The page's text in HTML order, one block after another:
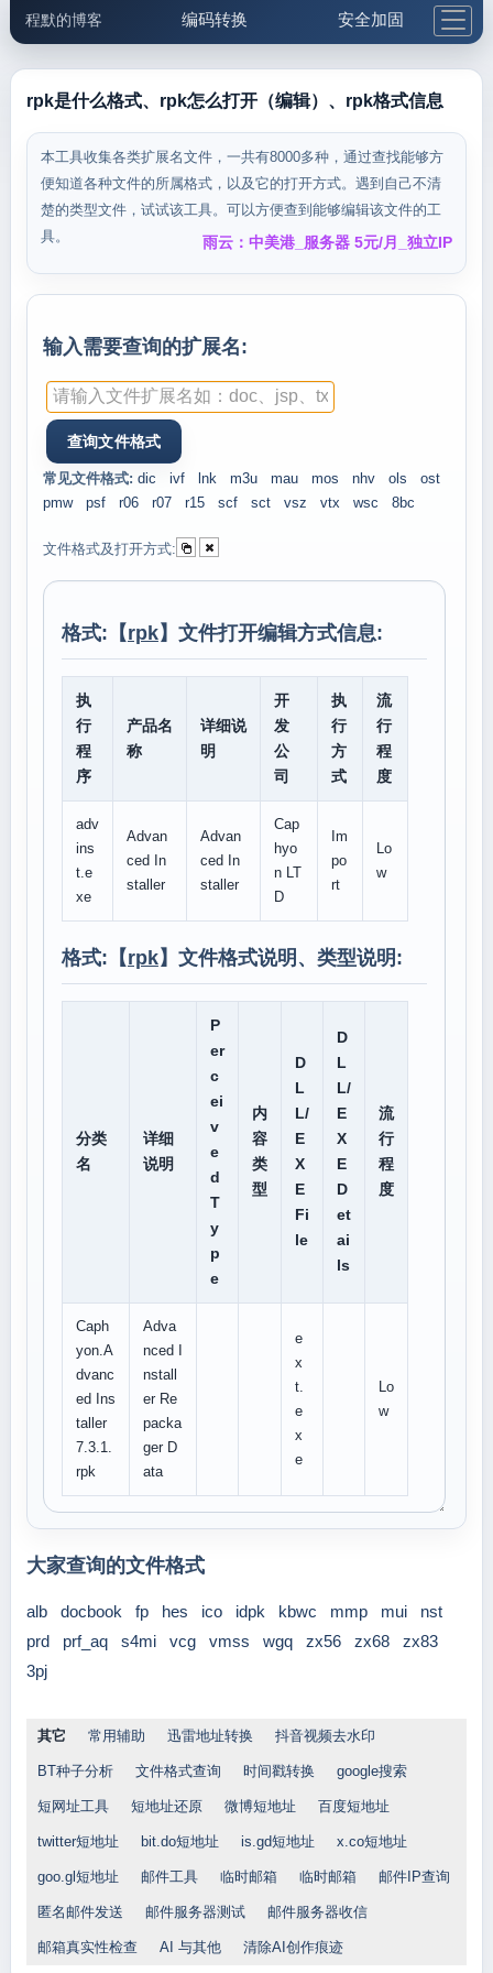
程默的博客 编码转换 安全加固
邮件工具 生活便民 更多工具
5.1支付宝大红包
rpk是什么格式、rpk怎么打开（编辑）、rpk格式信息
本工具收集各类扩展名文件，一共有8000多种，通过查找能够方
便知道各种文件的所属格式，以及它的打开方式。遇到自己不清
楚的类型文件，试试该工具。可以方便查到能够编辑该文件的工
具。
雨云：中美港_服务器 5元/月_独立IP
输入需要查询的扩展名:
常见文件格式: dic ivf lnk m3u mau mos nhv ols
ost
pmw
psf r06 r07 r15 scf sct vsz vtx wsc 8bc
文件格式及打开方式:
格式:【rpk】文件打开编辑方式信息:
执
行
程
序
产品名
称
详细说
明
开
发
公
司
执
行
方
式
流
行
程
度
adv
ins
t.e
xe
Advan
ced In
staller
Advan
ced In
staller
Cap
hyo
n LT
D
Im
po
rt
Lo
w
格式:【rpk】文件格式说明、类型说明:
分类
名
详细
说明
P
er
c
ei
v
e
d
T
y
p
e
内
容
类
型
D
L
L/
E
X
E
Fi
le
D
L
L/
E
X
E
D
et
ai
ls
流
行
程
度
Caph
yon.A
dvanc
ed Ins
taller
7.3.1.
rpk
Adva
nced I
nstall
er Re
packa
ger D
ata
e
x
t.
e
x
e
Lo
w
大家查询的文件格式
alb docbook fp hes ico idpk kbwc mmp mui
nst
prd
prf_aq s4mi vcg vmss wgq zx56 zx68
zx83
3pj
其它 常用辅助 迅雷地址转换 抖音视频去水印
BT种子分析 文件格式查询 时间戳转换 google搜索
短网址工具 短地址还原 微博短地址 百度短地址
twitter短地址 bit.do短地址 is.gd短地址 x.co短地址
goo.gl短地址 邮件工具 临时邮箱 临时邮箱 邮件IP查询
匿名邮件发送 邮件服务器测试 邮件服务器收信
邮箱真实性检查 AI 与其他 清除AI创作痕迹